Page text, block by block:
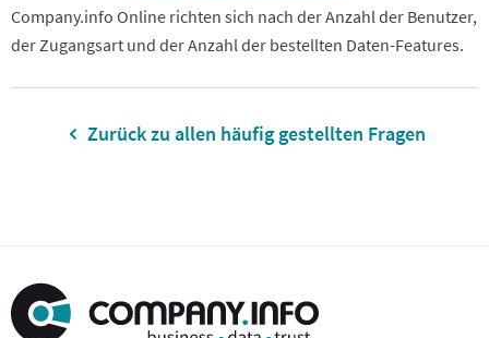
Company.info Online richten sich nach der Anzahl der Benutzer,
der Zugangsart und der Anzahl der bestellten Daten-Features.
Zurück zu allen häufig gestellten Fragen